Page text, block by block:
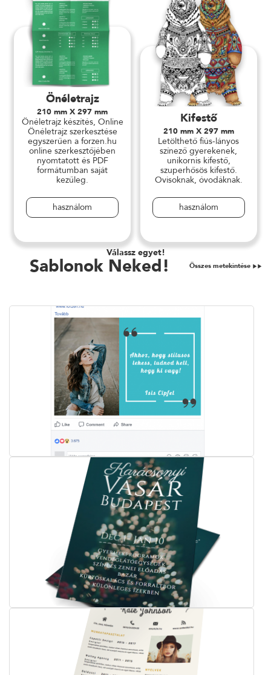
Önéletrajz
210 mm X 297 mm
Önéletrajz készítés, Online
Önéletrajz szerkesztése
egyszerűen a forzen.hu
online szerkesztőjében
nyomtatott és PDF
formátumban saját
kezűleg.
használom
Kifestő
210 mm X 297 mm
Letölthető fiús-lányos
színező gyerekenek,
unikornis kifestő,
szuperhősös kifestő.
Ovisoknak, óvodáknak.
használom
Válassz egyet!
Sablonok Neked! Összes metekintése